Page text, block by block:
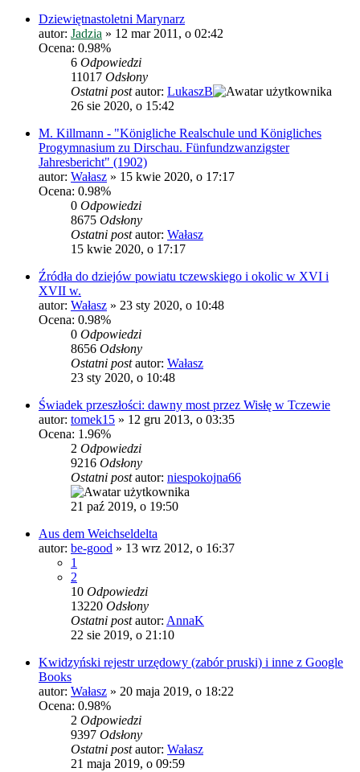
Dziewiętnastoletni Marynarz
autor: Jadzia » 12 mar 2011, o 02:42
Ocena: 0.98%
6 Odpowiedzi
11017 Odsłony
Ostatni postautor: LukaszB
26 sie 2020, o 15:42
M. Killmann - "Königliche Realschule und Königliches
Progymnasium zu Dirschau. Fünfundzwanzigster
Jahresbericht" (1902)
autor: Wałasz » 15 kwie 2020, o 17:17
Ocena: 0.98%
0 Odpowiedzi
8675 Odsłony
Ostatni postautor: Wałasz
15 kwie 2020, o 17:17
Źródła do dziejów powiatu tczewskiego i okolic w XVI i
XVII w.
autor: Wałasz » 23 sty 2020, o 10:48
Ocena: 0.98%
0 Odpowiedzi
8656 Odsłony
Ostatni postautor: Wałasz
23 sty 2020, o 10:48
Świadek przeszłości: dawny most przez Wisłę w Tczewie
autor: tomek15 » 12 gru 2013, o 03:35
Ocena: 1.96%
2 Odpowiedzi
9216 Odsłony
Ostatni postautor: niespokojna66
21 paź 2019, o 19:50
Aus dem Weichseldelta
autor: be-good » 13 wrz 2012, o 16:37
1
2
10 Odpowiedzi
13220 Odsłony
Ostatni postautor: AnnaK
22 sie 2019, o 21:10
Kwidzyński rejestr urzędowy (zabór pruski) i inne z Google
Books
autor: Wałasz » 20 maja 2019, o 18:22
Ocena: 0.98%
2 Odpowiedzi
9397 Odsłony
Ostatni postautor: Wałasz
21 maja 2019, o 09:59